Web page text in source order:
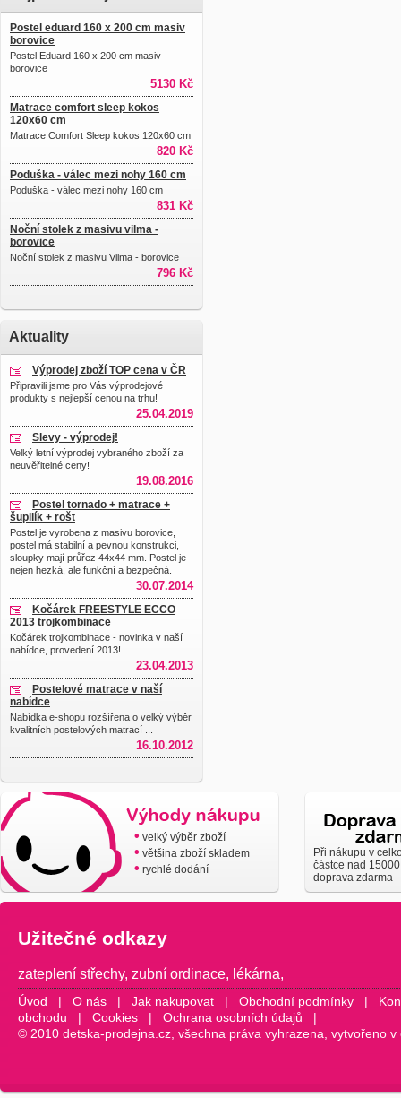
Postel eduard 160 x 200 cm masiv
borovice
Postel Eduard 160 x 200 cm masiv
borovice
5130 Kč
Matrace comfort sleep kokos
120x60 cm
Matrace Comfort Sleep kokos 120x60 cm
820 Kč
Poduška - válec mezi nohy 160 cm
Poduška - válec mezi nohy 160 cm
831 Kč
Noční stolek z masivu vilma -
borovice
Noční stolek z masivu Vilma - borovice
796 Kč
Aktuality
Výprodej zboží TOP cena v ČR
Připravili jsme pro Vás výprodejové
produkty s nejlepší cenou na trhu!
25.04.2019
Slevy - výprodej!
Velký letní výprodej vybraného zboží za
neuvěřitelné ceny!
19.08.2016
Postel tornado + matrace +
šupllík + rošt
Postel je vyrobena z masivu borovice,
postel má stabilní a pevnou konstrukci,
sloupky mají průřez 44x44 mm. Postel je
nejen hezká, ale funkční a bezpečná.
30.07.2014
Kočárek FREESTYLE ECCO
2013 trojkombinace
Kočárek trojkombinace - novinka v naší
nabídce, provedení 2013!
23.04.2013
Postelové matrace v naší
nabídce
Nabídka e-shopu rozšířena o velký výběr
kvalitních postelových matrací ...
16.10.2012
• velký výběr zboží
• většina zboží skladem
• rychlé dodání
Při nákupu v
částce nad
doprava zdarma
Užitečné odkazy
zateplení střechy, zubní ordinace, lékárna,
Úvod | O nás | Jak nakupovat | Obchodní podmínky |
obchodu | Cookies | Ochrana osobních údajů |
© 2010 detska-prodejna.cz, všechna práva vyhrazena, vytvořeno v